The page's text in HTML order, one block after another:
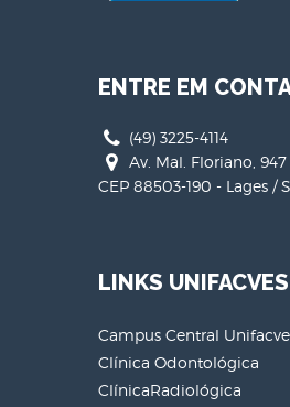
ENTRE EM
(49) 3225-4114
Av. Mal. Floriano,
CEP 88503-190 - Lages /
LINKS
Campus Central
Clínica Odontológica
ClínicaRadiológica